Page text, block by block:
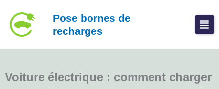
contenu
Pose bornes de
recharges
Voiture électrique : comment charger